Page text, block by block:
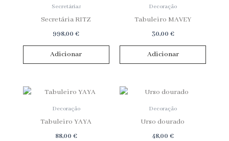
Secretárias
Secretária RITZ
998,00€
Adicionar
Decoração
Tabuleiro MAVEY
30,00 €
Adicionar
Decoração
Tabuleiro YAYA
88,00 €
Decoração
Urso dourado
48,00€